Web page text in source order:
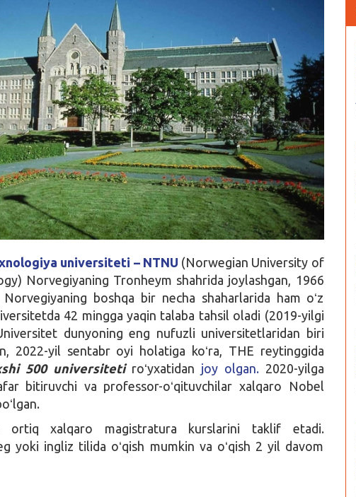
universiteti – NTNU (Norwegian University of
Norvegiyaning Tronheym shahrida joylashgan, 1966
boshqa bir necha shaharlarida ham oʻz
42 mingga yaqin talaba tahsil oladi (2019-yilgi
dunyoning eng nufuzli universitetlaridan biri
2022-yil sentabr oyi holatiga koʻra, THE reytinggida
500 universitetiroʻyxatidan joy olgan. 2020-yilga
bitiruvchi va professor-oʻqituvchilar xalqaro Nobel
ortiq xalqaro magistratura kurslarini taklif etadi.
yoki ingliz tilida oʻqish mumkin va oʻqish 2 yil davom